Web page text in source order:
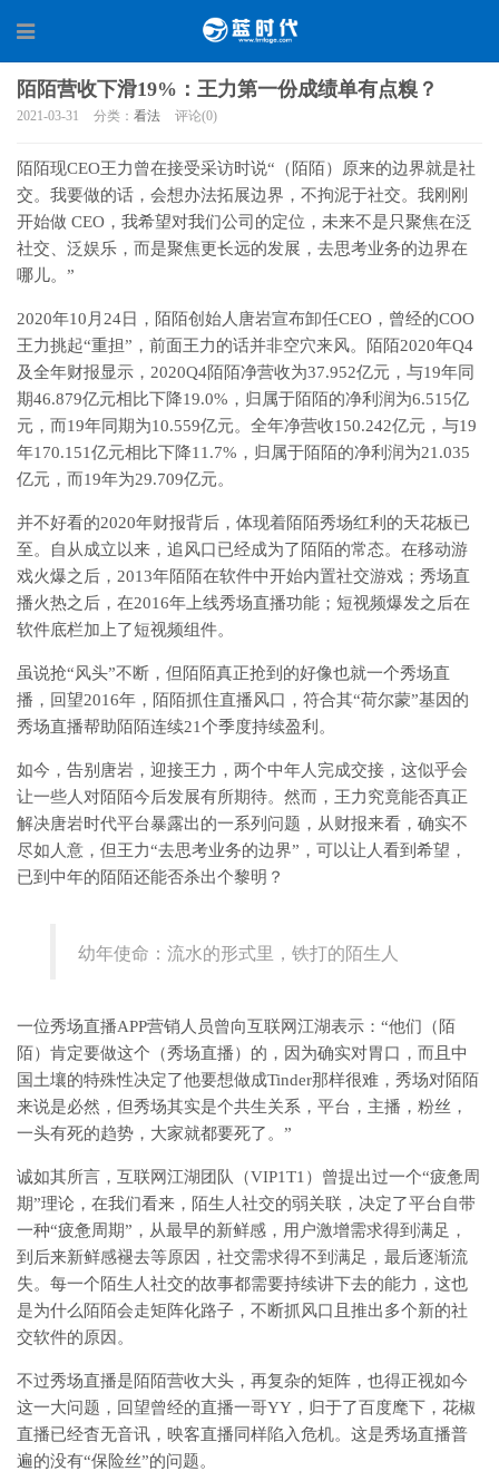
陌陌营收下滑19%：王力第一份成绩单有点糗？
2021-03-31 分类： 看法 评论(0)
陌陌现CEO王力曾在接受采访时说“（陌陌）原来的边界就是社
交。我要做的话，会想办法拓展边界，不拘泥于社交。我刚刚
开始做 CEO，我希望对我们公司的定位，未来不是只聚焦在泛
社交、泛娱乐，而是聚焦更长远的发展，去思考业务的边界在
哪儿。”
2020年10月24日，陌陌创始人唐岩宣布卸任CEO，曾经的COO
王力挑起“重担”，前面王力的话并非空穴来风。陌陌2020年Q4
及全年财报显示，2020Q4陌陌净营收为37.952亿元，与19年同
期46.879亿元相比下降19.0%，归属于陌陌的净利润为6.515亿
元，而19年同期为10.559亿元。全年净营收150.242亿元，与19
年170.151亿元相比下降11.7%，归属于陌陌的净利润为21.035
亿元，而19年为29.709亿元。
并不好看的2020年财报背后，体现着陌陌秀场红利的天花板已
至。自从成立以来，追风口已经成为了陌陌的常态。在移动游
戏火爆之后，2013年陌陌在软件中开始内置社交游戏；秀场直
播火热之后，在2016年上线秀场直播功能；短视频爆发之后在
软件底栏加上了短视频组件。
虽说抢“风头”不断，但陌陌真正抢到的好像也就一个秀场直
播，回望2016年，陌陌抓住直播风口，符合其“荷尔蒙”基因的
秀场直播帮助陌陌连续21个季度持续盈利。
如今，告别唐岩，迎接王力，两个中年人完成交接，这似乎会
让一些人对陌陌今后发展有所期待。然而，王力究竟能否真正
解决唐岩时代平台暴露出的一系列问题，从财报来看，确实不
尽如人意，但王力“去思考业务的边界”，可以让人看到希望，
已到中年的陌陌还能否杀出个黎明？
幼年使命：流水的形式里，铁打的陌生人
一位秀场直播APP营销人员曾向互联网江湖表示：“他们（陌
陌）肯定要做这个（秀场直播）的，因为确实对胃口，而且中
国土壤的特殊性决定了他要想做成Tinder那样很难，秀场对陌陌
来说是必然，但秀场其实是个共生关系，平台，主播，粉丝，
一头有死的趋势，大家就都要死了。”
诚如其所言，互联网江湖团队（VIP1T1）曾提出过一个“疲惫周
期”理论，在我们看来，陌生人社交的弱关联，决定了平台自带
一种“疲惫周期”，从最早的新鲜感，用户激增需求得到满足，
到后来新鲜感褪去等原因，社交需求得不到满足，最后逐渐流
失。每一个陌生人社交的故事都需要持续讲下去的能力，这也
是为什么陌陌会走矩阵化路子，不断抓风口且推出多个新的社
交软件的原因。
不过秀场直播是陌陌营收大头，再复杂的矩阵，也得正视如今
这一大问题，回望曾经的直播一哥YY，归于了百度麾下，花椒
直播已经杳无音讯，映客直播同样陷入危机。这是秀场直播普
遍的没有“保险丝”的问题。